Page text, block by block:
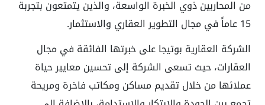
من المحاربين ذوي الخبرة الواسعة، والذين يتمتعون بتجربة
15 عاماً في مجال التطوير العقاري والاستثمار.
الشركة العقارية بوتيجا على خبرتها الفائقة في مجال
العقارات، حيث تسعى الشركة إلى تحسين معايير حياة
عملائها من خلال تقديم مساكن ومكاتب فاخرة ومريحة